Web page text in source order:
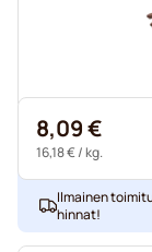
8,09 €
16,18 €/ kg.
Ilmainen
hinnat!